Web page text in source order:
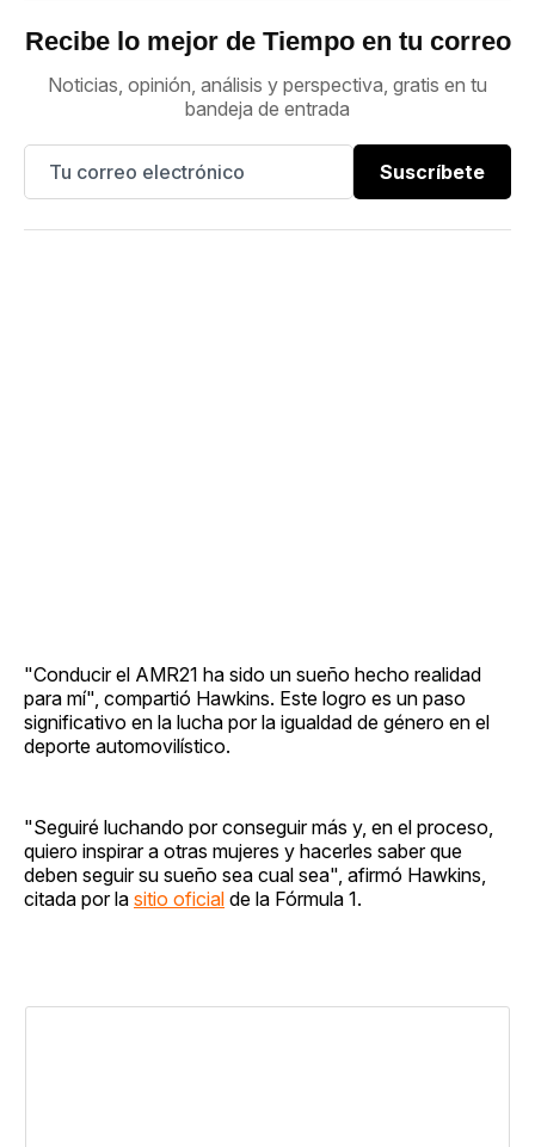
Recibe lo mejor de Tiempo en tu correo
Noticias, opinión, análisis y perspectiva, gratis en tu
bandeja de entrada
Suscríbete
"Conducir el AMR21 ha sido un sueño hecho realidad
para mí", compartió Hawkins. Este logro es un paso
significativo en la lucha por la igualdad de género en el
deporte automovilístico.
"Seguiré luchando por conseguir más y, en el proceso,
quiero inspirar a otras mujeres y hacerles saber que
deben seguir su sueño sea cual sea", afirmó Hawkins,
citada por la sitio oficial de la Fórmula 1.